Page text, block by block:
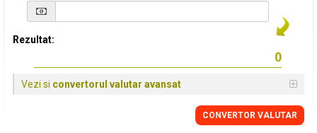
Rezultat:
Vezi si convertorul valutar avansat
CONVERTOR VALUTAR